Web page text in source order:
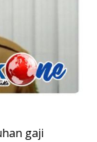
gaji